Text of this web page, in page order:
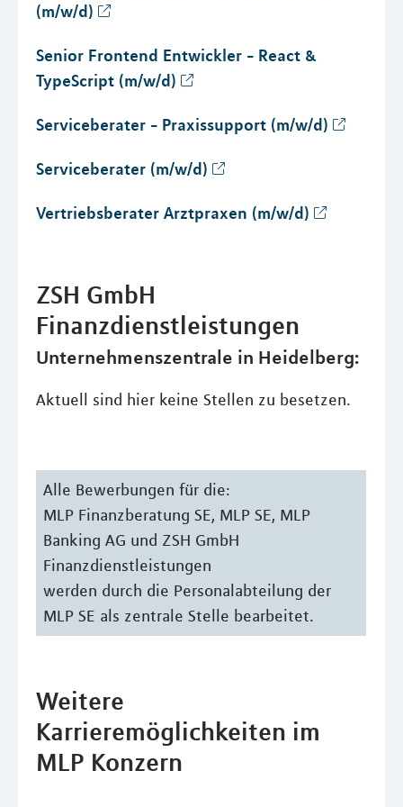
(m/w/d)
Senior Frontend Entwickler - React &
TypeScript (m/w/d)
Serviceberater - Praxissupport (m/w/d)
Serviceberater (m/w/d)
Vertriebsberater Arztpraxen (m/w/d)
ZSH GmbH
Finanzdienstleistungen
Unternehmenszentrale in Heidelberg:
Aktuell sind hier keine Stellen zu besetzen.
Alle Bewerbungen für die:
MLP Finanzberatung SE, MLP SE, MLP
Banking AG und ZSH GmbH
Finanzdienstleistungen
werden durch die Personalabteilung der
MLP SE als zentrale Stelle bearbeitet.
Weitere
Karrieremöglichkeiten im
MLP Konzern